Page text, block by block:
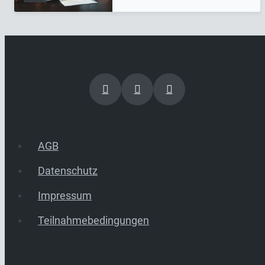
AGB
Datenschutz
Impressum
Teilnahmebedingungen